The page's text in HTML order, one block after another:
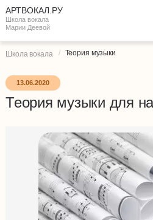
АРТВОКАЛ.РУ
Школа вокала
Марии Деевой
Школа вокала Теория музыки
Теория музыки для
13.06.2020